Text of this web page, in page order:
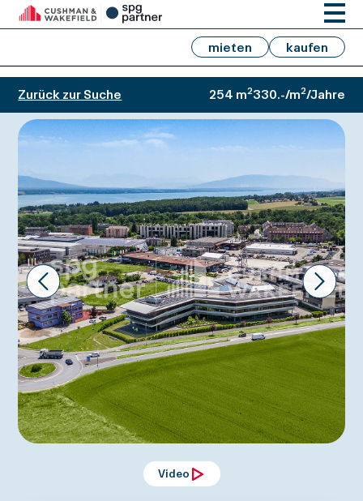
mieten kaufen
Zurück zur Suche 254 m2330.-/m2/Jahre
Prev Next
Video